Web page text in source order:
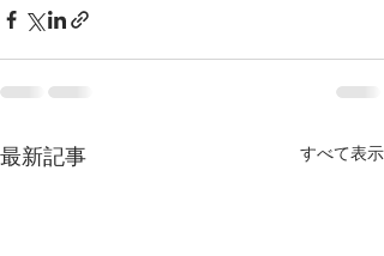
最新記事 すべて表示